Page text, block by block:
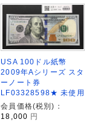
USA 100ドル紙幣
2009年Aシリーズ スタ
ーノート券
LF03328598★ 未使用
会員価格(税別)：
18,000 円